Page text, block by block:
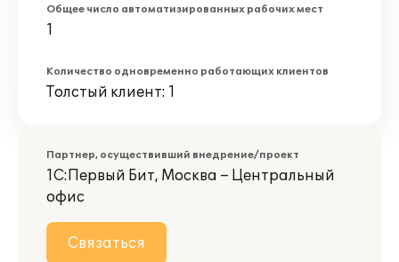
Общее число автоматизированных рабочих мест
1
Количество одновременно работающих клиентов
Толстый клиент: 1
Партнер, осуществивший внедрение/проект
1С:Первый Бит, Москва – Центральный
офис
Связаться